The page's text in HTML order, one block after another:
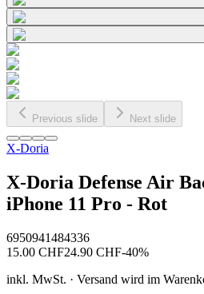
Previous slide Next slide
X-Doria
X-Doria Defense Air
iPhone 11 Pro - Rot
6950941484336
15.00 CHF24.90 CHF-40%
inkl. MwSt. · Versand wird im